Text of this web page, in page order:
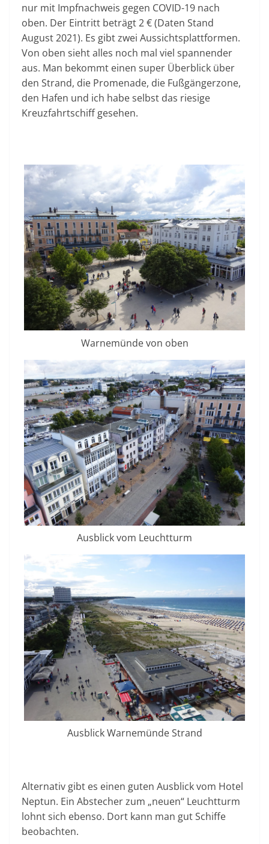
nur mit Impfnachweis gegen COVID-19 nach
oben. Der Eintritt beträgt 2 € (Daten Stand
August 2021). Es gibt zwei Aussichtsplattformen.
Von oben sieht alles noch mal viel spannender
aus. Man bekommt einen super Überblick über
den Strand, die Promenade, die Fußgängerzone,
den Hafen und ich habe selbst das riesige
Kreuzfahrtschiff gesehen.
Warnemünde von oben
Ausblick vom Leuchtturm
Ausblick Warnemünde Strand
Alternativ gibt es einen guten Ausblick vom Hotel
Neptun. Ein Abstecher zum „neuen“ Leuchtturm
lohnt sich ebenso. Dort kann man gut Schiffe
beobachten.